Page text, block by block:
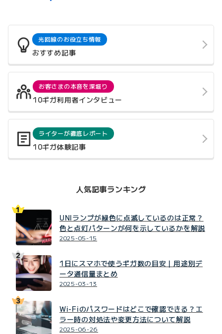
光回線のお役立ち情報
おすすめ記事
お客さまの本音を深堀り
10ギガ利用者インタビュー
ライターが徹底レポート
10ギガ体験記事
人気記事ランキング
UNIランプが緑色に点滅しているのは正常？
色と点灯パターンが何を示しているかを解説
2025-05-15
1日にスマホで使うギガ数の目安｜用途別デ
ータ通信量まとめ
2025-03-13
Wi-Fiのパスワードはどこで確認できる？エ
ラー時の対処法や変更方法について解説
2025-06-26